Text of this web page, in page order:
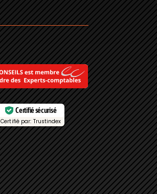
Certifié sécurisé
Certifié par: Trustindex